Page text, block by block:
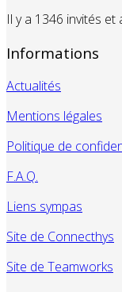
Il y a 1346 invités
Informations
Actualités
Mentions légales
Politique de
F.A.Q.
Liens sympas
Site de Connecthys
Site de Teamworks